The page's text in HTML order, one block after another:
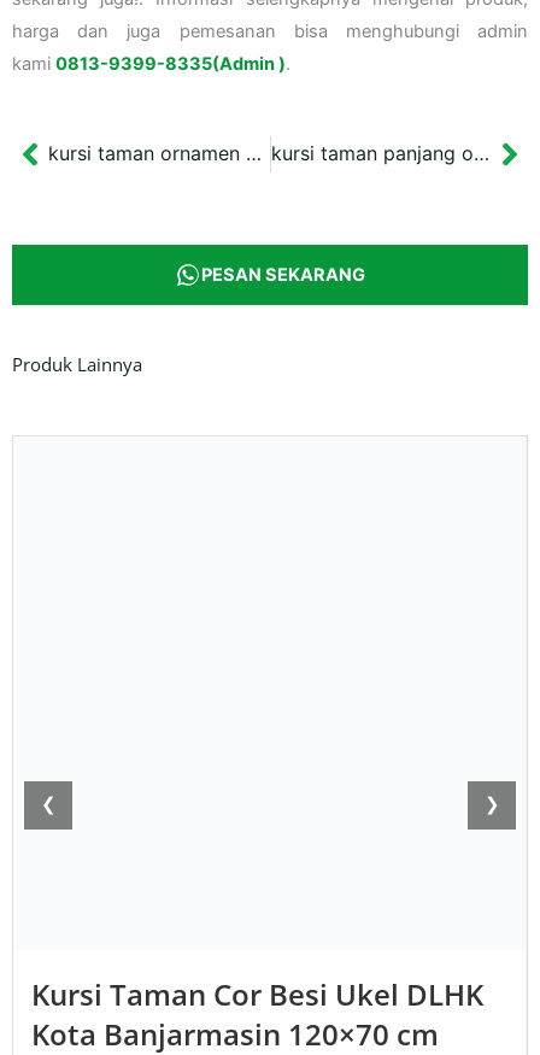
harga dan juga pemesanan bisa menghubungi admin
kami 0813-9399-8335(Admin ).
Prev kursi taman ornamen bunga tulip gold epl kursi taman panjang ornamen ikan koi warna hitam
PESAN SEKARANG
Produk Lainnya
❮ ❯
Kursi Taman Cor Besi Ukel DLHK
Kota Banjarmasin 120×70 cm